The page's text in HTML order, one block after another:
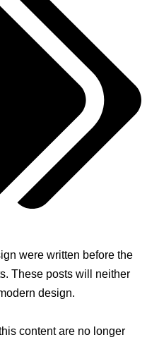
were written before the
These posts will neither
design.
content are no longer